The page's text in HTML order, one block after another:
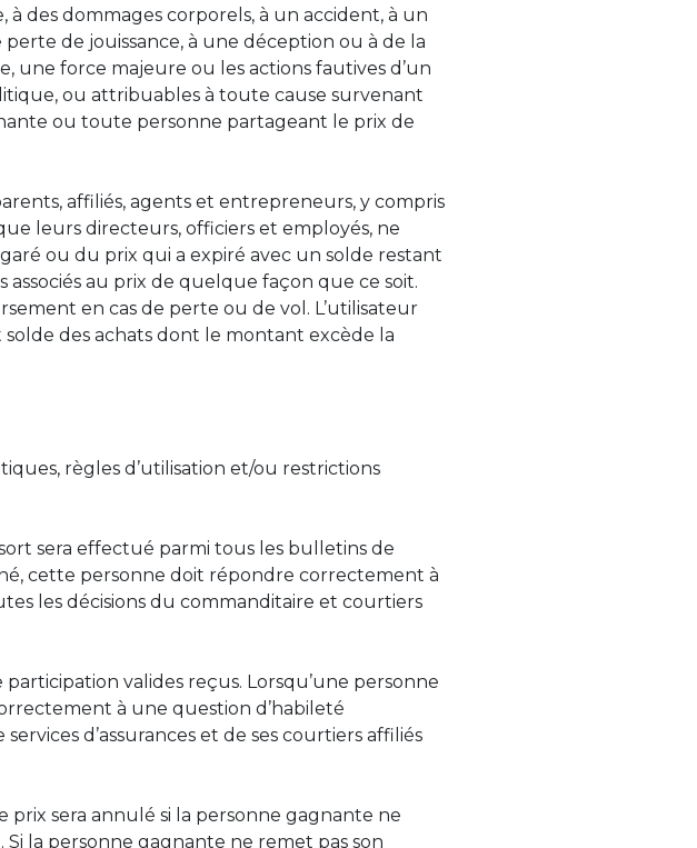
des dommages corporels, à un accident, à un
de jouissance, à une déception ou à de la
une force majeure ou les actions fautives d’un
ou attribuables à toute cause survenant
ou toute personne partageant le prix de
affiliés, agents et entrepreneurs, y compris
leurs directeurs, officiers et employés, ne
ou du prix qui a expiré avec un solde restant
au prix de quelque façon que ce soit.
en cas de perte ou de vol. L’utilisateur
des achats dont le montant excède la
règles d’utilisation et/ou restrictions
sort sera effectué parmi tous les bulletins de
cette personne doit répondre correctement à
les décisions du commanditaire et courtiers
valides reçus. Lorsqu’une personne
à une question d’habileté
d’assurances et de ses courtiers affiliés
sera annulé si la personne gagnante ne
Si la personne gagnante ne remet pas son